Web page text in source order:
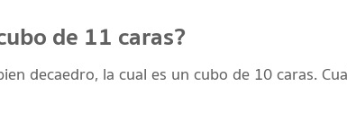
de 11 caras?
decaedro, la cual es un cubo de 10 caras.